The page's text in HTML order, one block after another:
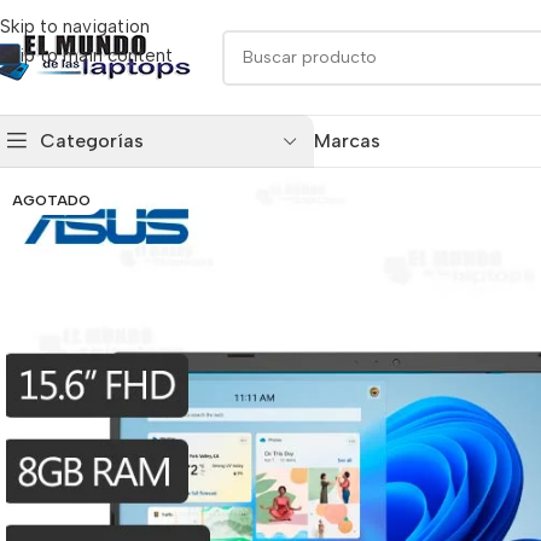
Skip to navigation
Skip to main content
Categorías Marcas
AGOTADO